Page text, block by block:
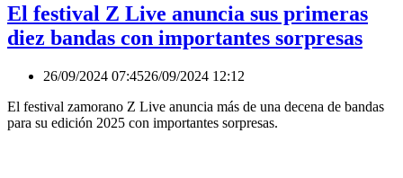
contra
el
nuevo
Sun
Thunder:
«No
El festival Z Live anuncia sus primeras
diez bandas con importantes sorpresas
26/09/2024 07:4526/09/2024 12:12
El festival zamorano Z Live anuncia más de una decena de bandas
para su edición 2025 con importantes sorpresas.